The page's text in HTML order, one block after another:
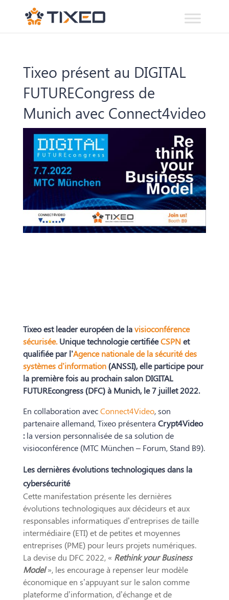
Tixeo présent au DIGITAL
FUTURECongress de
Munich avec Connect4video
Tixeo est leader européen de lavisioconférence
sécurisée.Unique technologie certifiéeCSPNet
qualifiée par l’Agence nationale de la sécurité des
systèmes d’information(ANSSI), elle participe pour
la première fois au prochain salon DIGITAL
FUTUREcongress (DFC) à Munich, le 7 juillet 2022.
En collaboration avecConnect4Video, son
partenaire allemand, Tixeo présentera Crypt4Video
:la version personnalisée de sa solution de
visioconférence (MTC München – Forum, Stand B9).
Les dernières évolutions technologiques dans la
cybersécurité
Cette manifestation présente les dernières
évolutions technologiques aux décideurs et aux
responsables informatiques d’entreprises de taille
intermédiaire (ETI) et de petites et moyennes
entreprises (PME) pour leurs projets numériques.
La devise du DFC 2022, « Rethink your Business
Model », les encourage à repenser leur modèle
économique en s’appuyant sur le salon comme
plateforme d’information, d’échange et de